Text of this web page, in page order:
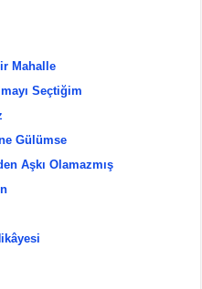
Mahalle
Seçtiğim
Gülümse
Aşkı Olamazmış